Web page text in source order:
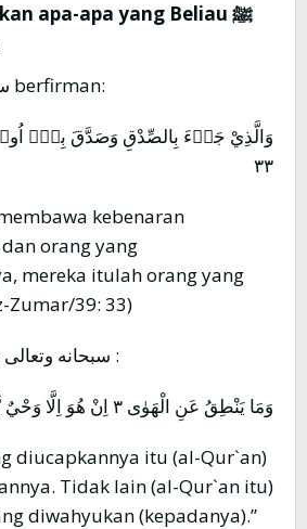
apa-apa yang Beliau ﷺ
Allâh سبحانه وتعالى berfirman:
وَالَّذِيْ جَاۤءَ بِالصِّدْقِ وَصَدَّقَ بِهٖٓ
٣٣
kebenaran
orang yang
mereka itulah orang yang
Zumar/39: 33)
Dan firman Allâh سبحانه وتعالى :
وَمَا يَنْطِقُ عَنِ الْهَوٰى ٣ اِنْ هُوَ اِلَّا وَحْيٌ يُّوْحٰىۙ ٤
diucapkannya itu (al-Qur`an)
Tidak lain (al-Qur`an itu)
diwahyukan (kepadanya).”